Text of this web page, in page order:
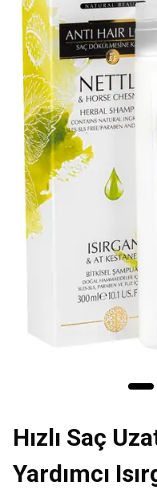
Hızlı Saç
Yardımcı